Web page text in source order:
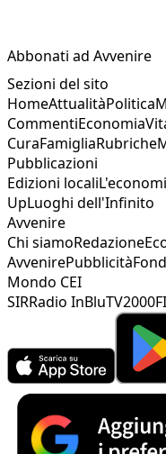
Abbonati ad Avvenire
Sezioni del sito
HomeAttualitàPolitica
CommentiEconomia
CuraFamigliaRubriche
Pubblicazioni
Edizioni locali
UpLuoghi dell'Infinito
Avvenire
Chi siamoRedazione
AvvenirePubblicità
Mondo CEI
SIRRadio InBluTV2000